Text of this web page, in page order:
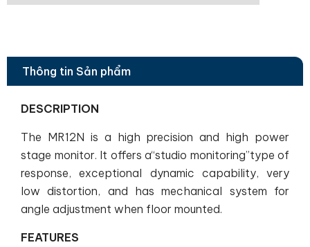
Thông tin Sản phẩm
DESCRIPTION
The MR12N is a high precision and high power
stage monitor. It offers a“studio monitoring”type of
response, exceptional dynamic capability, very
low distortion, and has mechanical system for
angle adjustment when floor mounted.
FEATURES